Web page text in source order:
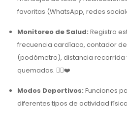
favoritas (WhatsApp, redes
Monitoreo de Salud: Registro
frecuencia cardíaca, contador
(podómetro), distancia recorrida
quemadas. 🏃‍♂️❤️
Modos Deportivos: Funciones
diferentes tipos de actividad física